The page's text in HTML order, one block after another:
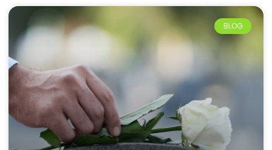
BLOG